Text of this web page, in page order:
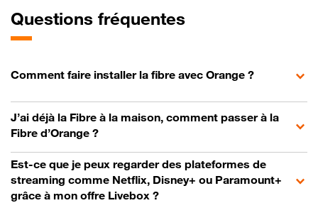
Questions fréquentes
Comment faire installer la fibre avec Orange ?
J’ai déjà la Fibre à la maison, comment passer à la
Fibre d’Orange ?
Est-ce que je peux regarder des plateformes de
streaming comme Netflix, Disney+ ou Paramount+
grâce à mon offre Livebox ?